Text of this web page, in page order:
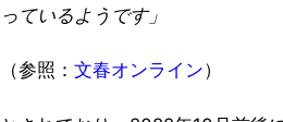
っているようです」
（参照： 文春オンライン）